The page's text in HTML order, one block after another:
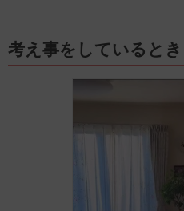
考え事をしていると